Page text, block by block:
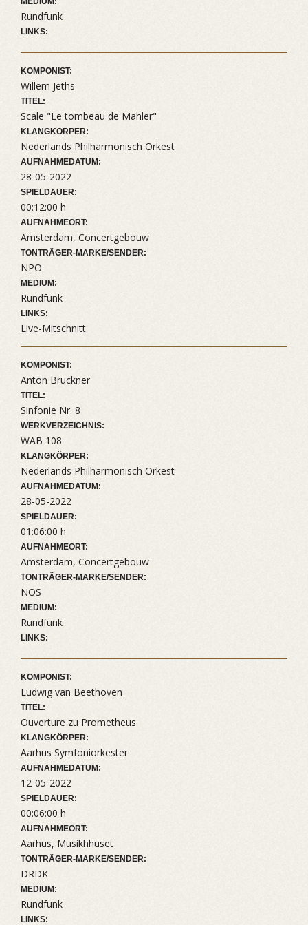
Rundfunk
LINKS:
KOMPONIST:
Willem Jeths
TITEL:
Scale "Le tombeau de Mahler"
KLANGKÖRPER:
Nederlands Philharmonisch Orkest
AUFNAHMEDATUM:
28-05-2022
SPIELDAUER:
00:12:00 h
AUFNAHMEORT:
Amsterdam, Concertgebouw
TONTRÄGER-MARKE/SENDER:
NPO
MEDIUM:
Rundfunk
LINKS:
Live-Mitschnitt
KOMPONIST:
Anton Bruckner
TITEL:
Sinfonie Nr. 8
WERKVERZEICHNIS:
WAB 108
KLANGKÖRPER:
Nederlands Philharmonisch Orkest
AUFNAHMEDATUM:
28-05-2022
SPIELDAUER:
01:06:00 h
AUFNAHMEORT:
Amsterdam, Concertgebouw
TONTRÄGER-MARKE/SENDER:
NOS
MEDIUM:
Rundfunk
LINKS:
KOMPONIST:
Ludwig van Beethoven
TITEL:
Ouverture zu Prometheus
KLANGKÖRPER:
Aarhus Symfoniorkester
AUFNAHMEDATUM:
12-05-2022
SPIELDAUER:
00:06:00 h
AUFNAHMEORT:
Aarhus, Musikhhuset
TONTRÄGER-MARKE/SENDER:
DRDK
MEDIUM:
Rundfunk
LINKS: